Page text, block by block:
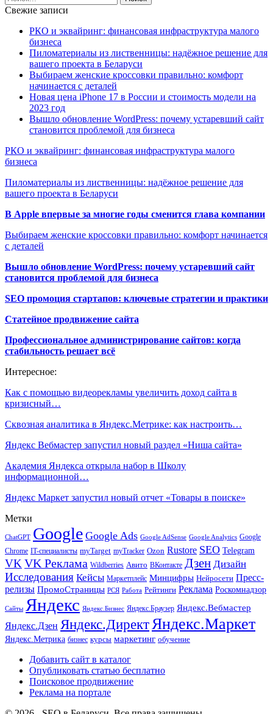
Свежие записи
РКО и эквайринг: финансовая инфраструктура малого
бизнеса
Пиломатериалы из лиственницы: надёжное решение для
вашего проекта в Беларуси
Выбираем женские кроссовки правильно: комфорт
начинается с деталей
Новая цена iPhone 17 в России и стоимость модели на
2023 год
Вышло обновление WordPress: почему устаревший сайт
становится проблемой для бизнеса
РКО и эквайринг: финансовая инфраструктура малого
бизнеса
Пиломатериалы из лиственницы: надёжное решение для
вашего проекта в Беларуси
В Apple впервые за многие годы сменится глава компании
Выбираем женские кроссовки правильно: комфорт начинается
с деталей
Вышло обновление WordPress: почему устаревший сайт
становится проблемой для бизнеса
SEO промоция стартапов: ключевые стратегии и практики
Статейное продвижение сайта
Профессиональное администрирование сайтов: когда
стабильность решает всё
Интересное:
Как с помощью видеорекламы увеличить доход сайта в
кризисный…
Сквозная аналитика в Яндекс.Метрике: как настроить…
Яндекс Вебмастер запустил новый раздел «Ниша сайта»
Академия Яндекса открыла набор в Школу
информационной…
Яндекс Маркет запустил новый отчет «Товары в поиске»
Метки
ChatGPT Google Google Ads Google AdSense Google Analytics Google
Chrome IT-специалисты myTarget myTracker Ozon Rustore SEO Telegram
VK VK Реклама Wildberries Авито ВКонтакте Дзен Дизайн
Исследования Кейсы Маркетплейс Минцифры Нейросети Пресс-
релизы ПромоСтраницы РСЯ Работа Рейтинги Реклама Роскомнадзор
Сайты Яндекс Яндекс.Бизнес Яндекс.Браузер Яндекс.Вебмастер
Яндекс.Дзен Яндекс.ДиректЯндекс.Маркет
Яндекс.Метрика бизнес курсы маркетинг обучение
Добавить сайт в каталог
Опубликовать статью бесплатно
Поисковое продвижение
Реклама на портале